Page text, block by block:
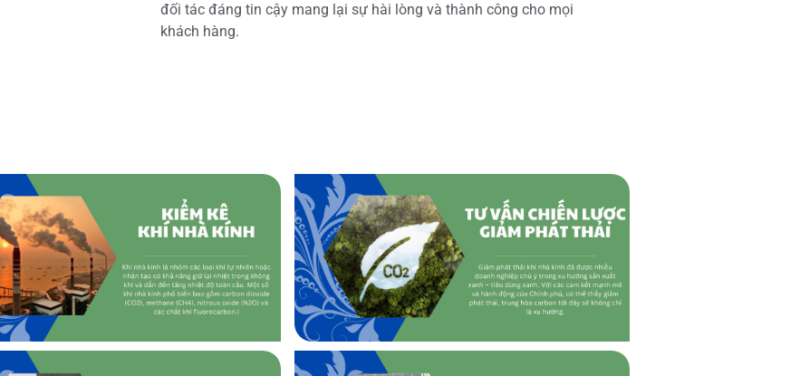
đối tác đáng tin cậy mang lại sự hài lòng và thành công cho mọi
khách hàng.